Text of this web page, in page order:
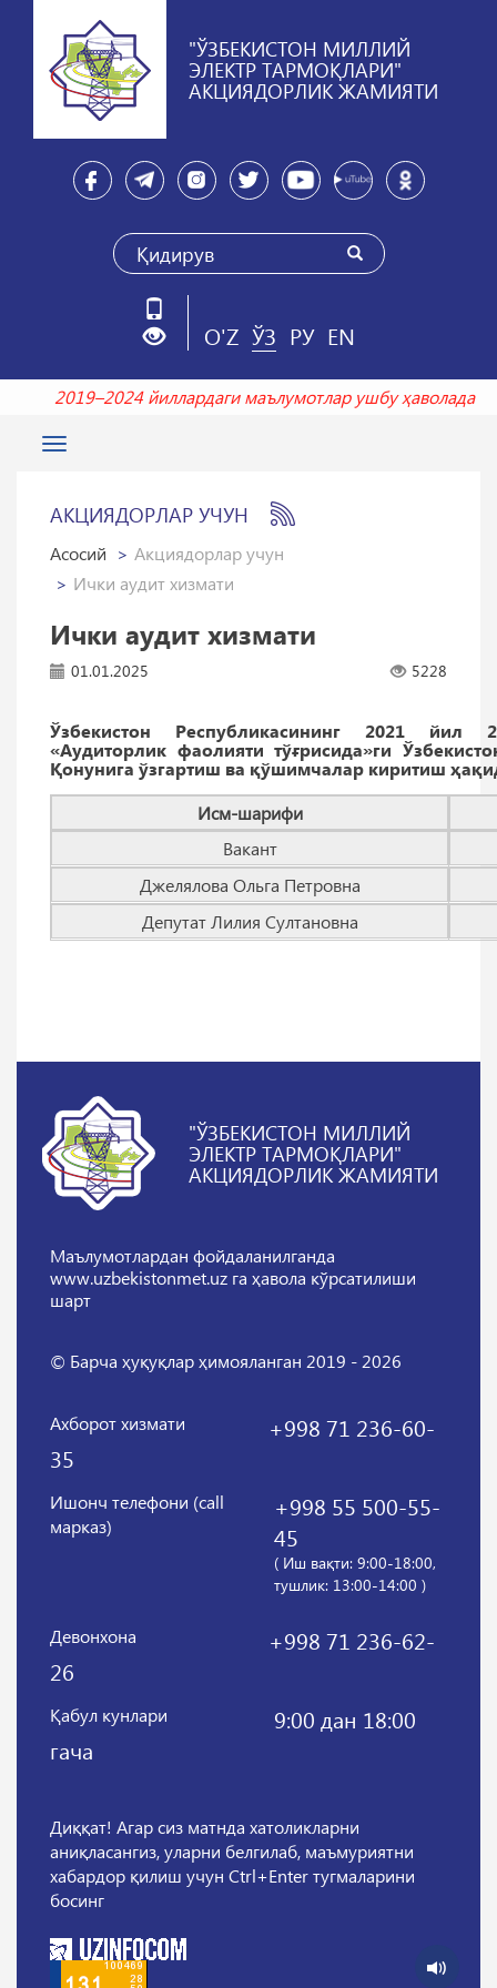
"ЎЗБЕКИСТОН МИЛЛИЙ
ЭЛЕКТР ТАРМОҚЛАРИ"
АКЦИЯДОРЛИК ЖАМИЯТИ
O'Z ЎЗ РУ EN
2019–2024 йиллардаги маълумотлар ушбу ҳаволада
Toggle
АКЦИЯДОРЛАР УЧУН
Асосий
Акциядорлар учун
Ички аудит хизмати
Ички аудит хизмати
01.01.2025 5228
Ўзбекистон Республикасининг 2021 йил
«Аудиторлик фаолияти тўғрисида»ги
Қонунига ўзгартиш ва қўшимчалар киритиш
Исм-шарифи
Вакант
Джелялова Ольга Петровна
Депутат Лилия Султановна
"ЎЗБЕКИСТОН МИЛЛИЙ
ЭЛЕКТР ТАРМОҚЛАРИ"
АКЦИЯДОРЛИК ЖАМИЯТИ
Маълумотлардан фойдаланилганда
www.uzbekistonmet.uz га ҳавола кўрсатилиши
шарт
© Барча ҳуқуқлар ҳимояланган 2019 - 2026
Ахборот хизмати
+998 71 236-60-
35
Ишонч телефони (call
марказ)
+998 55 500-55-
45
( Иш вақти: 9:00-18:00,
тушлик: 13:00-14:00 )
Девонхона
+998 71 236-62-
26
Қабул кунлари
9:00 дан 18:00
гача
Диққат! Агар сиз матнда хатоликларни
аниқласангиз, уларни белгилаб, маъмуриятни
хабардор қилиш учун Ctrl+Enter тугмаларини
босинг